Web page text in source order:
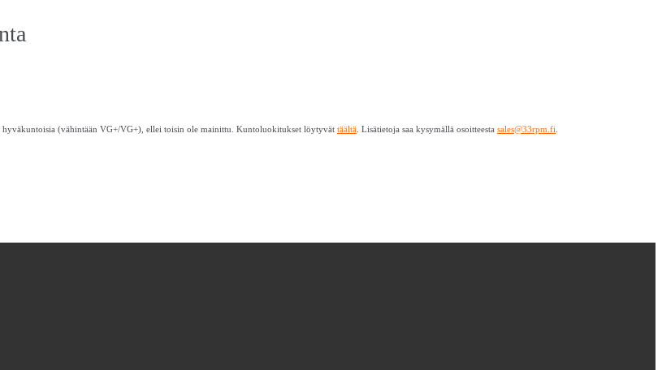
hyväkuntoisia (vähintään VG+/VG+), ellei toisin ole mainittu. Kuntoluokitukset löytyvät täältä . Lisätietoja saa kysymällä osoitteesta sales@33rpm.fi